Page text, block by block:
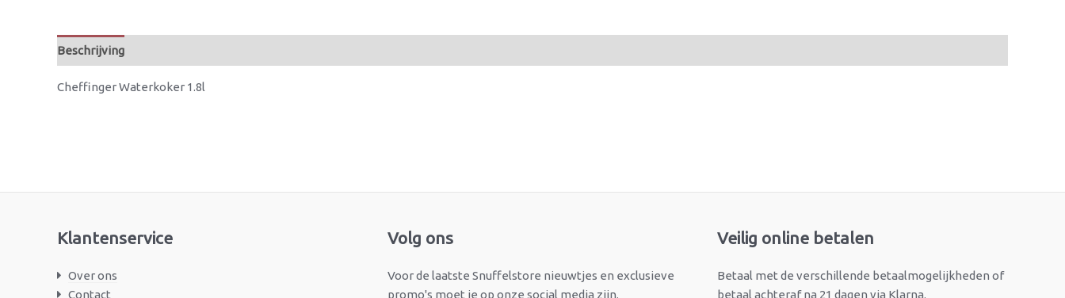
Beschrijving
Cheffinger Waterkoker 1.8l
Klantenservice
Over ons
Contact
Volg ons
Voor de laatste Snuffelstore nieuwtjes en exclusieve
promo's moet je op onze social media zijn.
Facebook
Instagram Veilig online betalen
Betaal met de verschillende betaalmogelijkheden of
betaal achteraf na 21 dagen via Klarna.